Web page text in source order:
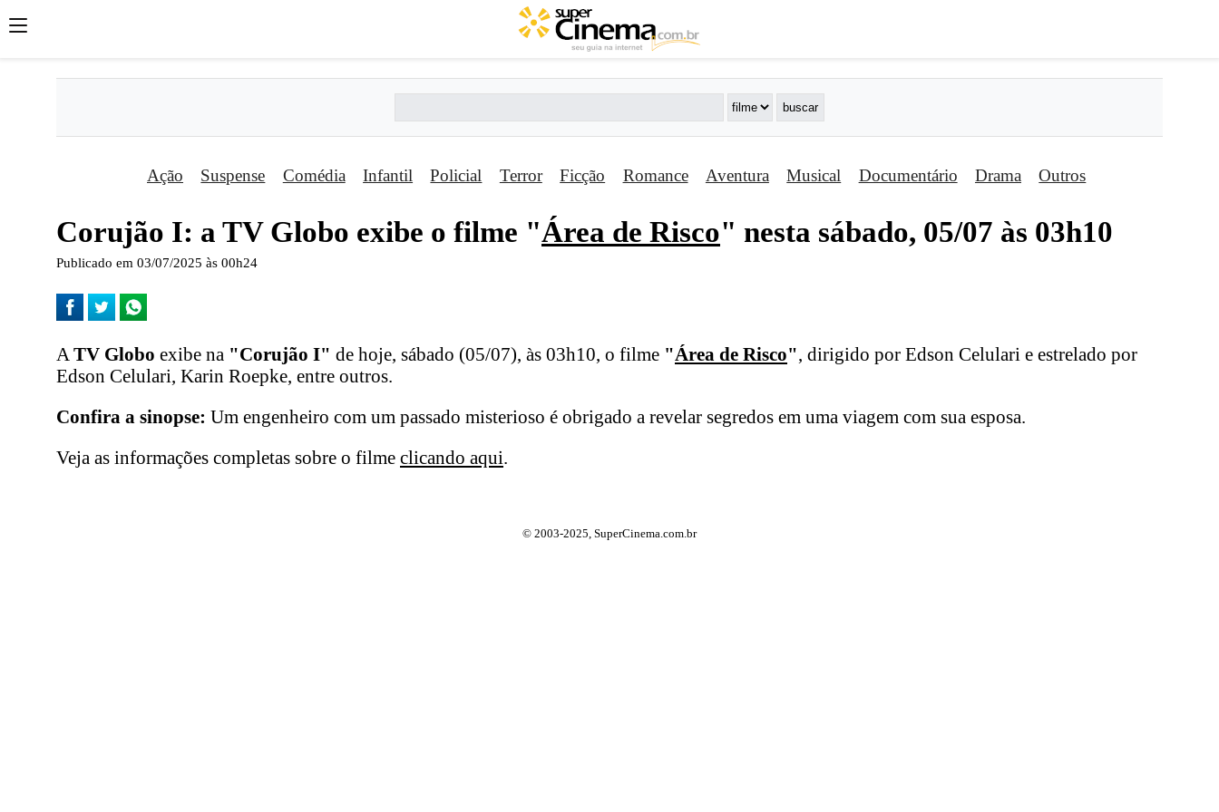
Ação Suspense Comédia Infantil Policial Terror Ficção Romance Aventura Musical Documentário Drama Outros
Corujão I: a TV Globo exibe o filme "Área de Risco" nesta sábado, 05/07 às 03h10
Publicado em 03/07/2025 às 00h24
A TV Globo exibe na "Corujão I" de hoje, sábado (05/07), às 03h10, o filme "Área de Risco", dirigido por Edson Celulari e estrelado por
Edson Celulari, Karin Roepke, entre outros.
Confira a sinopse: Um engenheiro com um passado misterioso é obrigado a revelar segredos em uma viagem com sua esposa.
Veja as informações completas sobre o filme clicando aqui.
© 2003-2025, SuperCinema.com.br